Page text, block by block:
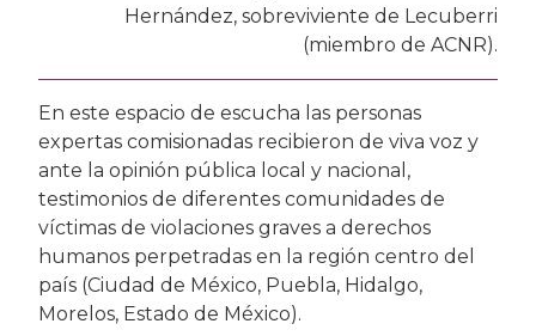
Hernández, sobreviviente de Lecuberri
(miembro de ACNR).
En este espacio de escucha las personas
expertas comisionadas recibieron de viva voz y
ante la opinión pública local y nacional,
testimonios de diferentes comunidades de
víctimas de violaciones graves a derechos
humanos perpetradas en la región centro del
país (Ciudad de México, Puebla, Hidalgo,
Morelos, Estado de México).